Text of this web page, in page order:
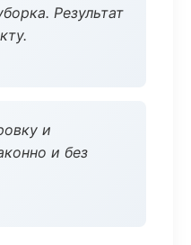
Результат
и
и без